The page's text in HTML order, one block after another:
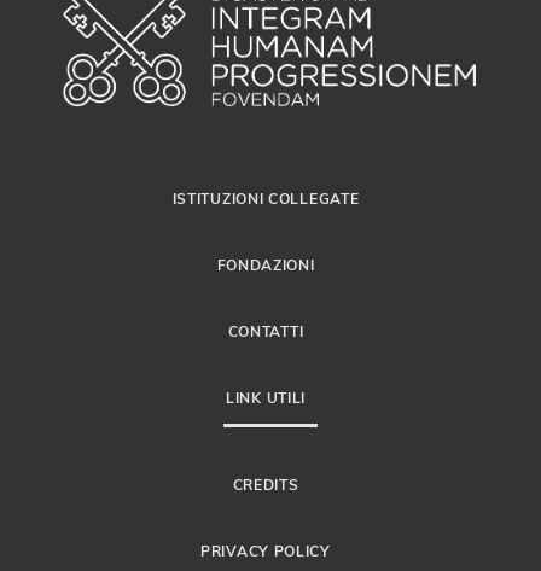
ISTITUZIONI COLLEGATE
FONDAZIONI
CONTATTI
LINK UTILI
CREDITS
PRIVACY POLICY